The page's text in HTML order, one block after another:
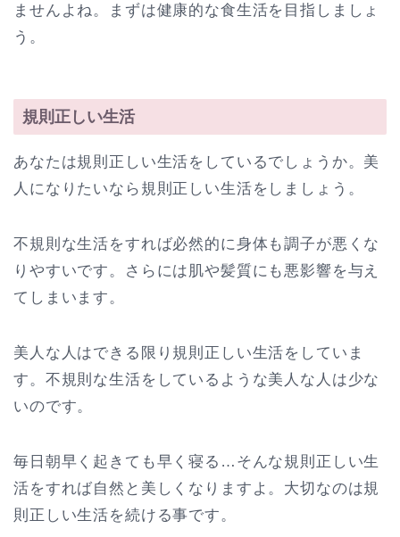
ませんよね。まずは健康的な食生活を目指しましょ
う。
規則正しい生活
あなたは規則正しい生活をしているでしょうか。美
人になりたいなら規則正しい生活をしましょう。
不規則な生活をすれば必然的に身体も調子が悪くな
りやすいです。さらには肌や髪質にも悪影響を与え
てしまいます。
美人な人はできる限り規則正しい生活をしていま
す。不規則な生活をしているような美人な人は少な
いのです。
毎日朝早く起きても早く寝る…そんな規則正しい生
活をすれば自然と美しくなりますよ。大切なのは規
則正しい生活を続ける事です。